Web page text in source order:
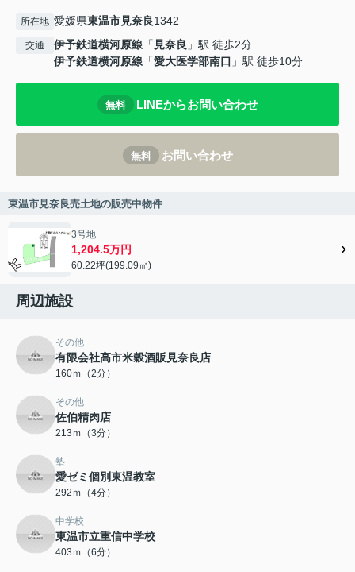
所在地 愛媛県東温市見奈良1342
交通 伊予鉄道横河原線 「 見奈良 」駅 徒歩2分
伊予鉄道横河原線 「愛大医学部南口 」駅 徒歩10分
無料 LINEからお問い合わせ
無料 お問い合わせ
東温市見奈良売土地の販売中物件
3号地
1,204.5万円
60.22坪(199.09㎡)
周辺施設
その他
有限会社高市米穀酒販見奈良店
160ｍ（2分）
その他
佐伯精肉店
213ｍ（3分）
塾
愛ゼミ個別東温教室
292ｍ（4分）
中学校
東温市立重信中学校
403ｍ（6分）